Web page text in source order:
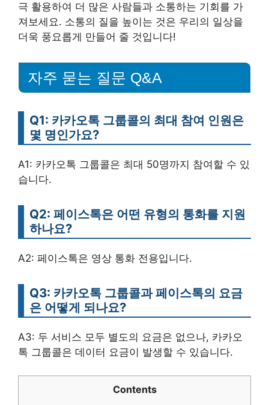
극 활용하여 더 많은 사람들과 소통하는 기회를 가
져보세요. 소통의 질을 높이는 것은 우리의 일상을
더욱 풍요롭게 만들어 줄 것입니다!
자주 묻는 질문 Q&A
Q1: 카카오톡 그룹콜의 최대 참여 인원은
몇 명인가요?
A1: 카카오톡 그룹콜은 최대 50명까지 참여할 수 있
습니다.
Q2: 페이스톡은 어떤 유형의 통화를 지원
하나요?
A2: 페이스톡은 영상 통화 전용입니다.
Q3: 카카오톡 그룹콜과 페이스톡의 요금
은 어떻게 되나요?
A3: 두 서비스 모두 별도의 요금은 없으나, 카카오
톡 그룹콜은 데이터 요금이 발생할 수 있습니다.
Contents